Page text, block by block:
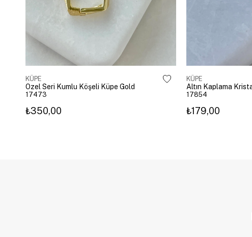
KÜPE
Özel Seri Kumlu Köşeli Küpe Gold
17473
₺350,00
KÜPE
17854
₺179,00